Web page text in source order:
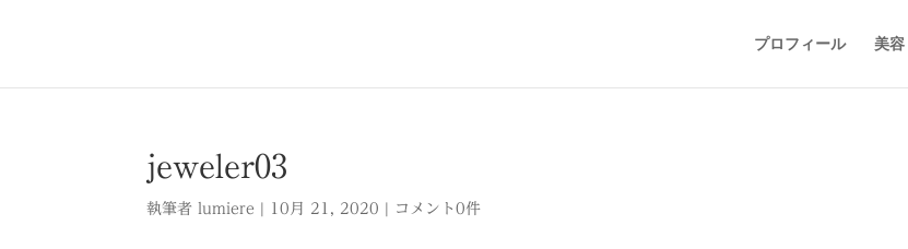
プロフィール 美容
jeweler03
執筆者 lumiere 10月 21, 2020 コメント0件